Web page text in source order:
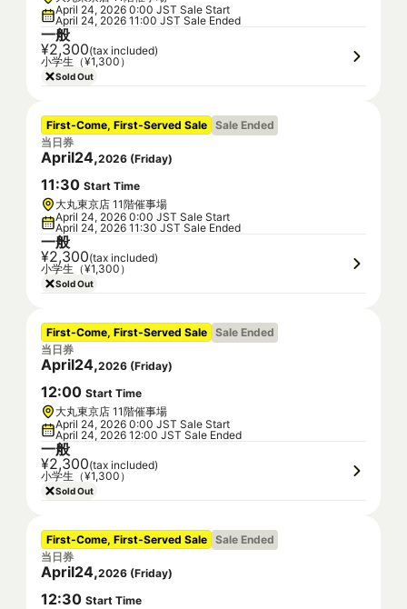
April 24, 2026 0:00 JST Sale Start
April 24, 2026 11:00 JST Sale Ended
一般
¥2,300(tax included)
小学生（¥1,300）
Sold Out
First-Come, First-Served Sale Sale Ended
当日券
April24,2026 (Friday)
11:30 Start Time
大丸東京店 11階催事場
April 24, 2026 0:00 JST Sale Start
April 24, 2026 11:30 JST Sale Ended
一般
¥2,300(tax included)
小学生（¥1,300）
Sold Out
First-Come, First-Served Sale Sale Ended
当日券
April24,2026 (Friday)
12:00 Start Time
大丸東京店 11階催事場
April 24, 2026 0:00 JST Sale Start
April 24, 2026 12:00 JST Sale Ended
一般
¥2,300(tax included)
小学生（¥1,300）
Sold Out
First-Come, First-Served Sale Sale Ended
当日券
April24,2026 (Friday)
12:30 Start Time